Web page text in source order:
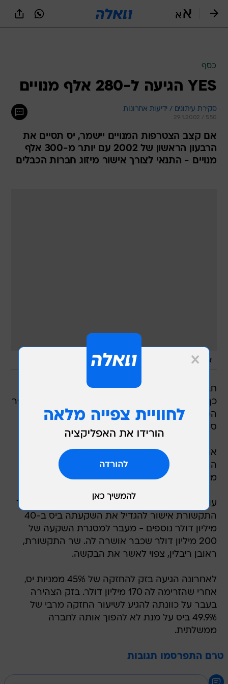
כסף
YES הגיעה ל-280 אלף מנויים
סקירת עיתונים / ידיעות אחרונות
29.1.2002 / 5:50
אם קצב הצטרפות המנויים יישמר, יס תסיים את
הרבעון הראשון של 2002 עם יותר מ-300 אלף
מנויים - התנאי לצורך אישור מיזוג חברות הכבלים
אין תמונה מערכת וואלה, צילום מסך
כך מדווח הבוקר "ידיעות אחרונות". יס הגיעה למספר
המנויים הזה אחרי עלייה של 30 אלף מנויים נטו מאז
סוף נובמבר.
אם קצב הצטרפות המנויים יישמר, יס תסיים את
מנויים - התנאי לצורך אישור מיזוג חברות הכבלים.
עוד מדווח "ידיעות אחרונות" כי בזק ביקשה ממשרד
התקשורת אישור להגדיל את השקעתה ביס ב-40
מיליון דולר נוספים - מעבר למסגרת השקעה של
200 מיליון דולר שכבר אושרה לה. שר התקשורת,
ראובן ריבלין, צפוי לאשר את הבקשה.
לאחרונה הגיעה בזק להחזקה של 45% ממניות יס,
אחרי שהזרימה לה 170 מיליון דולר. בזק הצהירה
בעבר על כוונתה להגיע לשיעור החזקה מרבי של
49.9% ביס על מנת לא להפוך אותה לחברה
ממשלתית.
טרם התפרסמו תגובות